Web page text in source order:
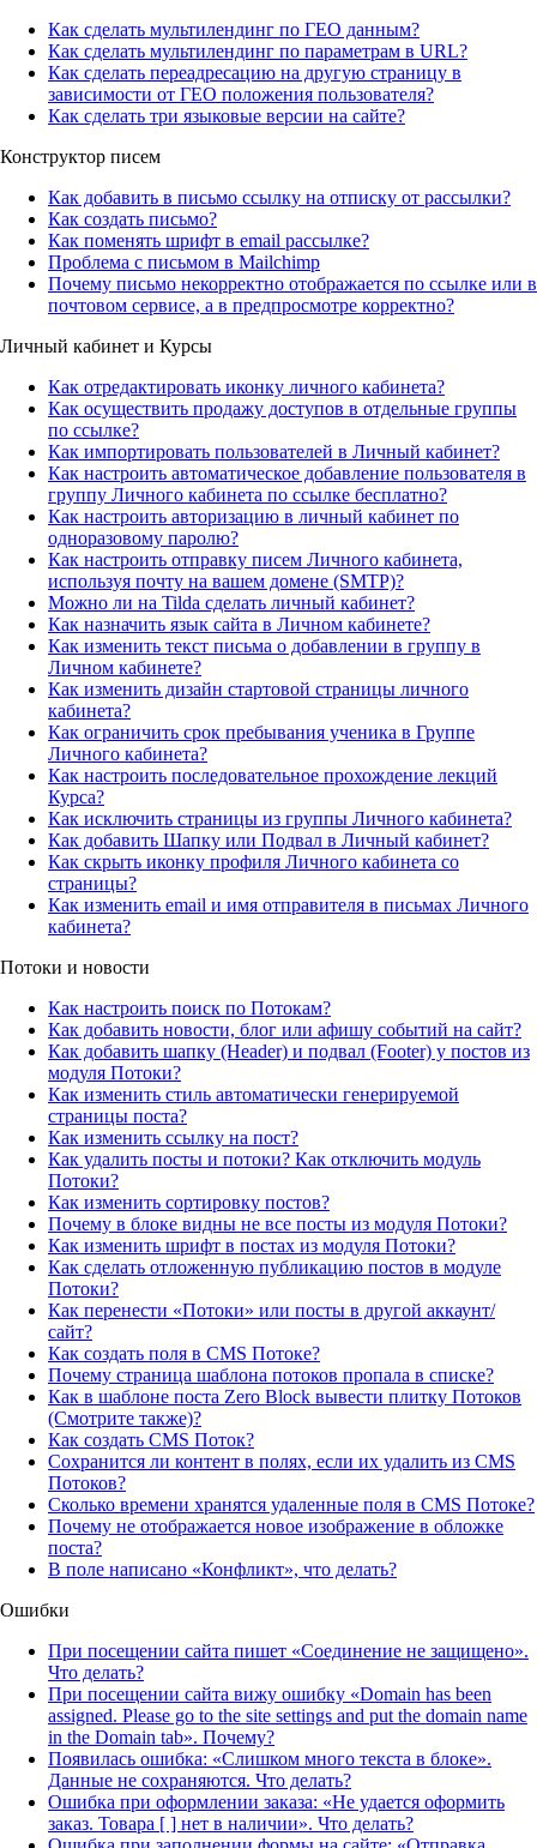
Как сделать мультилендинг по ГЕО данным?
Как сделать мультилендинг по параметрам в URL?
Как сделать переадресацию на другую страницу в
зависимости от ГЕО положения пользователя?
Как сделать три языковые версии на сайте?
Конструктор писем
Как добавить в письмо ссылку на отписку от рассылки?
Как создать письмо?
Как поменять шрифт в email рассылке?
Проблема с письмом в Mailchimp
Почему письмо некорректно отображается по ссылке или в
почтовом сервисе, а в предпросмотре корректно?
Личный кабинет и Курсы
Как отредактировать иконку личного кабинета?
Как осуществить продажу доступов в отдельные группы
по ссылке?
Как импортировать пользователей в Личный кабинет?
Как настроить автоматическое добавление пользователя в
группу Личного кабинета по ссылке бесплатно?
Как настроить авторизацию в личный кабинет по
одноразовому паролю?
Как настроить отправку писем Личного кабинета,
используя почту на вашем домене (SMTP)?
Можно ли на Tilda сделать личный кабинет?
Как назначить язык сайта в Личном кабинете?
Как изменить текст письма о добавлении в группу в
Личном кабинете?
Как изменить дизайн стартовой страницы личного
кабинета?
Как ограничить срок пребывания ученика в Группе
Личного кабинета?
Как настроить последовательное прохождение лекций
Курса?
Как исключить страницы из группы Личного кабинета?
Как добавить Шапку или Подвал в Личный кабинет?
Как скрыть иконку профиля Личного кабинета со
страницы?
Как изменить email и имя отправителя в письмах Личного
кабинета?
Потоки и новости
Как настроить поиск по Потокам?
Как добавить новости, блог или афишу событий на сайт?
Как добавить шапку (Header) и подвал (Footer) у постов из
модуля Потоки?
Как изменить стиль автоматически генерируемой
страницы поста?
Как изменить ссылку на пост?
Как удалить посты и потоки? Как отключить модуль
Потоки?
Как изменить сортировку постов?
Почему в блоке видны не все посты из модуля Потоки?
Как изменить шрифт в постах из модуля Потоки?
Как сделать отложенную публикацию постов в модуле
Потоки?
Как перенести «Потоки» или посты в другой аккаунт/
сайт?
Как создать поля в CMS Потоке?
Почему страница шаблона потоков пропала в списке?
Как в шаблоне поста Zero Block вывести плитку Потоков
(Смотрите также)?
Как создать CMS Поток?
Сохранится ли контент в полях, если их удалить из CMS
Потоков?
Сколько времени хранятся удаленные поля в CMS Потоке?
Почему не отображается новое изображение в обложке
поста?
В поле написано «Конфликт», что делать?
Ошибки
При посещении сайта пишет «Соединение не защищено».
Что делать?
При посещении сайта вижу ошибку «Domain has been
assigned. Please go to the site settings and put the domain name
in the Domain tab». Почему?
Появилась ошибка: «Слишком много текста в блоке».
Данные не сохраняются. Что делать?
Ошибка при оформлении заказа: «Не удается оформить
заказ. Товара [ ] нет в наличии». Что делать?